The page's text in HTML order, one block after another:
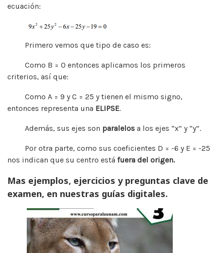
ecuación:
Primero vemos que tipo de caso es:
Como B = 0 entonces aplicamos los primeros
criterios, así que:
Como A = 9 y C = 25 y tienen el mismo signo,
entonces representa una ELIPSE.
Además, sus ejes son paralelos a los ejes “x” y “y”.
Por otra parte, como sus coeficientes D = -6 y E = -25
nos indican que su centro está fuera del origen.
Mas ejemplos, ejercicios y preguntas clave de
examen, en nuestras guías digitales.